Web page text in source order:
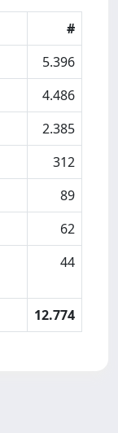
#
5.396
4.486
2.385
312
89
62
44
12.774